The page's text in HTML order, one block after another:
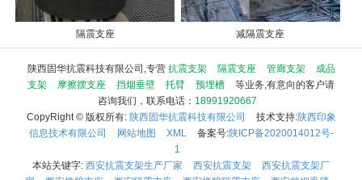
隔震支座 减隔震支座
陕西固华抗震科技有限公司,专营 抗震支架 隔震支座 管廊支架
成品
支架
摩擦摆支座 挡烟垂壁 托臂 预埋槽
等业务,有意向的客户请
咨询我们，联系电话： 18991920667
CopyRight © 版权所有: 陕西固华抗震科技有限公司 技术支持:陕西印象
信息技术有限公司
网站地图 XML 备案号:陕ICP备2020014012号-
1
本站关键字: 西安抗震支架生产厂家 西安抗震支架
西安抗震支架厂